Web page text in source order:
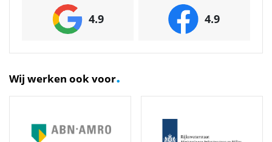
4.9 4.9
Wij werken ook voor.